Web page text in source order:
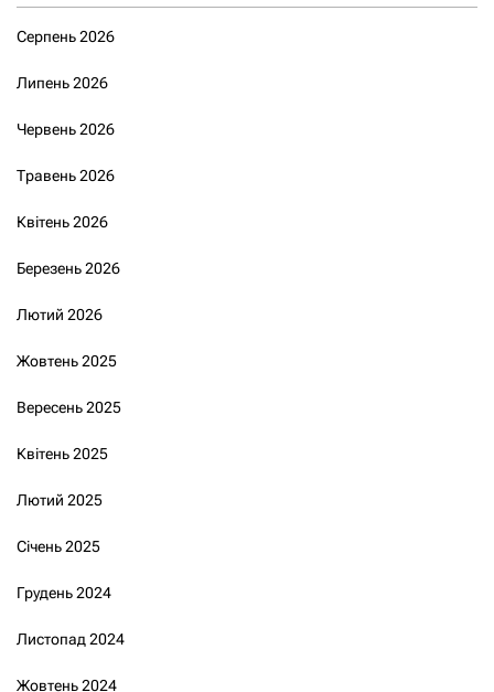
Серпень 2026
Липень 2026
Червень 2026
Травень 2026
Квітень 2026
Березень 2026
Лютий 2026
Жовтень 2025
Вересень 2025
Квітень 2025
Лютий 2025
Січень 2025
Грудень 2024
Листопад 2024
Жовтень 2024